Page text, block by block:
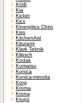
KGB
Kia
Kicker
Kicx
Kinergitics Chiro
Kiss
KitchenAid
Kiturami
Klark Teknik
Klipsch
Kodak
Komatsu
Konica
Konica-minolta
Korg
Kroma
Krona
Krups